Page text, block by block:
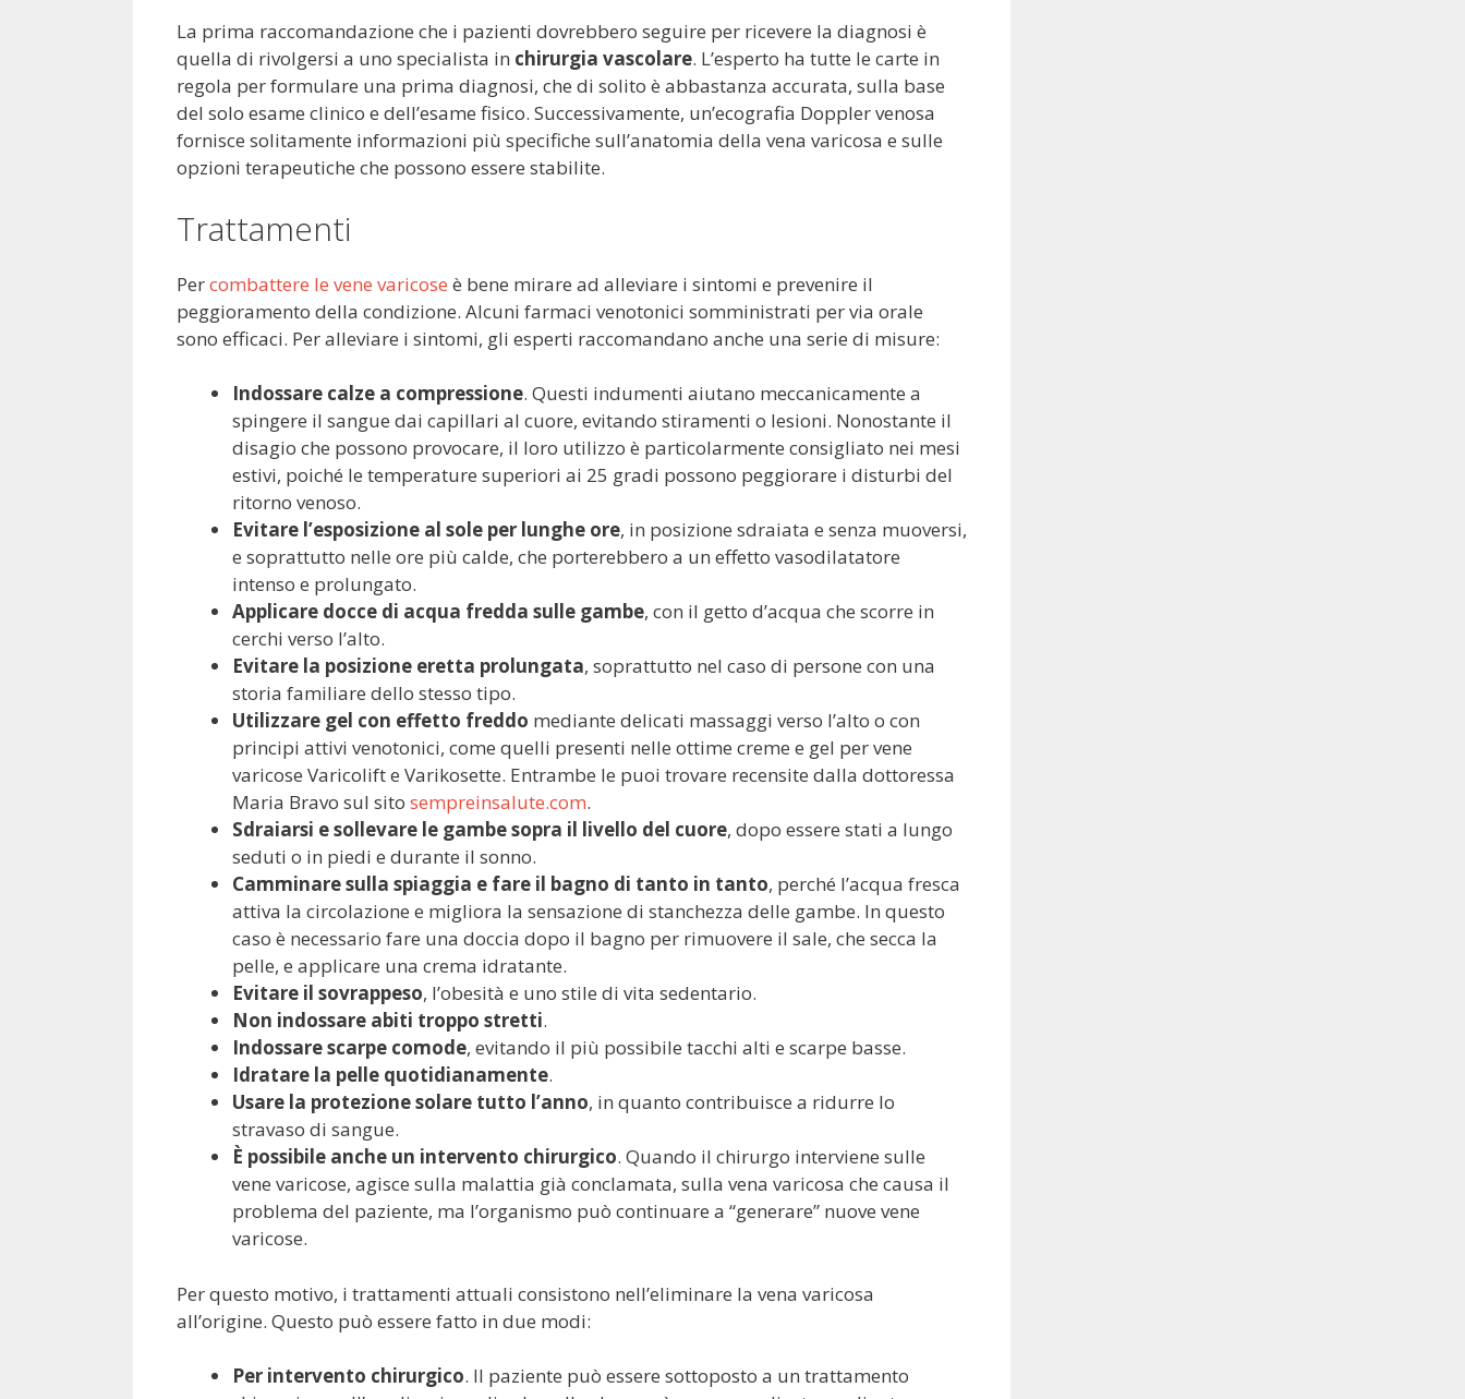
La prima raccomandazione che i pazienti dovrebbero seguire per ricevere la diagnosi è
quella di rivolgersi a uno specialista in chirurgia vascolare. L’esperto ha tutte le carte in
regola per formulare una prima diagnosi, che di solito è abbastanza accurata, sulla base
del solo esame clinico e dell’esame fisico. Successivamente, un’ecografia Doppler venosa
fornisce solitamente informazioni più specifiche sull’anatomia della vena varicosa e sulle
opzioni terapeutiche che possono essere stabilite.
Trattamenti
Percombattere le vene varicose è bene mirare ad alleviare i sintomi e prevenire il
peggioramento della condizione. Alcuni farmaci venotonici somministrati per via orale
sono efficaci. Per alleviare i sintomi, gli esperti raccomandano anche una serie di misure:
Indossare calze a compressione. Questi indumenti aiutano meccanicamente a
spingere il sangue dai capillari al cuore, evitando stiramenti o lesioni. Nonostante il
disagio che possono provocare, il loro utilizzo è particolarmente consigliato nei mesi
estivi, poiché le temperature superiori ai 25 gradi possono peggiorare i disturbi del
ritorno venoso.
Evitare l’esposizione al sole per lunghe ore, in posizione sdraiata e senza muoversi,
e soprattutto nelle ore più calde, che porterebbero a un effetto vasodilatatore
intenso e prolungato.
Applicare docce di acqua fredda sulle gambe, con il getto d’acqua che scorre in
cerchi verso l’alto.
Evitare la posizione eretta prolungata, soprattutto nel caso di persone con una
storia familiare dello stesso tipo.
Utilizzare gel con effetto freddo mediante delicati massaggi verso l’alto o con
principi attivi venotonici, come quelli presenti nelle ottime creme e gel per vene
varicose Varicolift e Varikosette. Entrambe le puoi trovare recensite dalla dottoressa
Maria Bravo sul sito sempreinsalute.com.
Sdraiarsi e sollevare le gambe sopra il livello del cuore, dopo essere stati a lungo
seduti o in piedi e durante il sonno.
Camminare sulla spiaggia e fare il bagno di tanto in tanto, perché l’acqua fresca
attiva la circolazione e migliora la sensazione di stanchezza delle gambe. In questo
caso è necessario fare una doccia dopo il bagno per rimuovere il sale, che secca la
pelle, e applicare una crema idratante.
Evitare il sovrappeso, l’obesità e uno stile di vita sedentario.
Non indossare abiti troppo stretti.
Indossare scarpe comode, evitando il più possibile tacchi alti e scarpe basse.
Idratare la pelle quotidianamente.
Usare la protezione solare tutto l’anno, in quanto contribuisce a ridurre lo
stravaso di sangue.
È possibile anche un intervento chirurgico. Quando il chirurgo interviene sulle
vene varicose, agisce sulla malattia già conclamata, sulla vena varicosa che causa il
problema del paziente, ma l’organismo può continuare a “generare” nuove vene
varicose.
Per questo motivo, i trattamenti attuali consistono nell’eliminare la vena varicosa
all’origine. Questo può essere fatto in due modi:
Per intervento chirurgico. Il paziente può essere sottoposto a un trattamento